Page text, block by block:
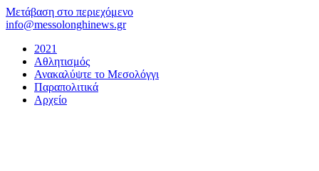
Μετάβαση στο περιεχόμενο
info@messolonghinews.gr
2021
Αθλητισμός
Ανακαλύψτε το Μεσολόγγι
Παραπολιτικά
Αρχείο